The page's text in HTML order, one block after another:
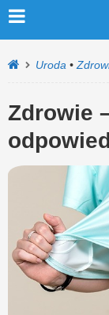
Uroda •
Zdrowie